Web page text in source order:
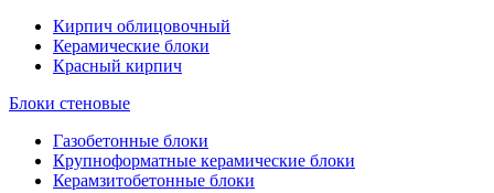
Кирпич облицовочный
Керамические блоки
Красный кирпич
Блоки стеновые
Газобетонные блоки
Крупноформатные керамические блоки
Керамзитобетонные блоки